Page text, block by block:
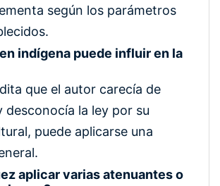
según los parámetros
indígena puede influir en la
que el autor carecía de
desconocía la ley por su
puede aplicarse una
aplicar varias atenuantes o